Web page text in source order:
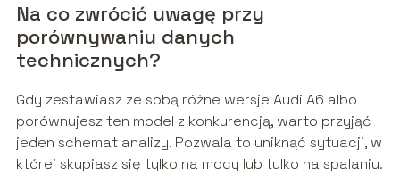
Na co zwrócić uwagę przy
porównywaniu danych
technicznych?
Gdy zestawiasz ze sobą różne wersje Audi A6 albo
porównujesz ten model z konkurencją, warto przyjąć
jeden schemat analizy. Pozwala to uniknąć sytuacji, w
której skupiasz się tylko na mocy lub tylko na spalaniu.